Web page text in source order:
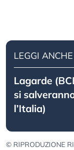
LEGGI ANCHE
Lagarde
si
l’Italia)
© RIPRODUZIONE